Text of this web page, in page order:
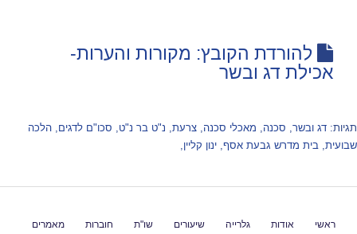
להורדת הקובץ: מקורות והערות-
אכילת דג ובשר
תגיות: דג ובשר, סכנה, מאכלי סכנה, צרעת, נ"ט בר נ"ט, סכו"ם לדגים, הלכה
שבועית, בית מדרש גבעת אסף, ינון קליין,
ראשי אודות גלרייה שיעורים שו"ת חוברות מאמרים